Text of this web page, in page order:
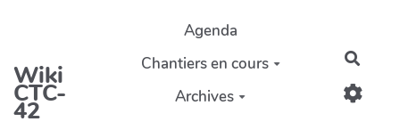
Aller au contenu principal
Wiki
CTC-
42
Agenda
Chantiers en cours
Archives